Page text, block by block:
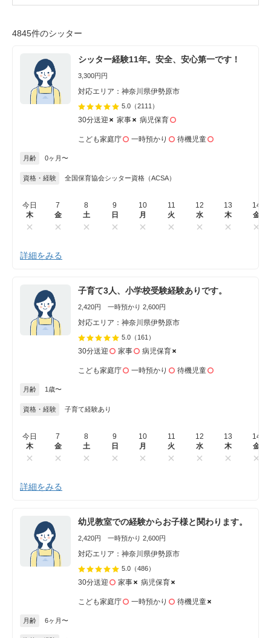
4845件のシッター
シッター経験11年。安全、安心第一です！
3,300円円
対応エリア：神奈川県伊勢原市
5.0 （2111）
30分送迎 家事 病児保育
こども家庭庁 一時預かり 待機児童
月齢 0ヶ月〜
資格・経験 全国保育協会シッター資格（ACSA）
今日
木
7
金
8
土
9
日
10
月
11
火
12
水
13
木
14
金
詳細をみる
子育て3人、小学校受験経験ありです。
2,420円 一時預かり 2,600円
対応エリア：神奈川県伊勢原市
5.0 （161）
30分送迎 家事 病児保育
こども家庭庁 一時預かり 待機児童
月齢 1歳〜
資格・経験 子育て経験あり
今日
木
7
金
8
土
9
日
10
月
11
火
12
水
13
木
14
金
詳細をみる
幼児教室での経験からお子様と関わります。
2,420円 一時預かり 2,600円
対応エリア：神奈川県伊勢原市
5.0 （486）
30分送迎 家事 病児保育
こども家庭庁 一時預かり 待機児童
月齢 6ヶ月〜